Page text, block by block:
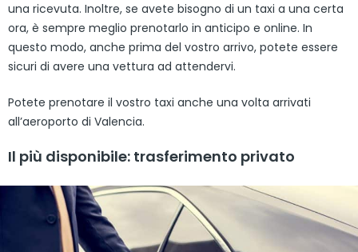
una ricevuta. Inoltre, se avete bisogno di un taxi a una certa
ora, è sempre meglio prenotarlo in anticipo e online. In
questo modo, anche prima del vostro arrivo, potete essere
sicuri di avere una vettura ad attendervi.
Potete prenotare il vostro taxi anche una volta arrivati
all’aeroporto di Valencia.
Il più disponibile: trasferimento privato